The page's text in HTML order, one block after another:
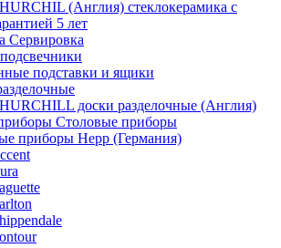
(Англия) стеклокерамика с
5 лет
Сервировка
подставки и ящики
доски разделочные (Англия)
Столовые приборы
приборы Hepp (Германия)